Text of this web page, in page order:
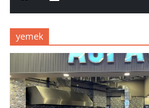
yemek